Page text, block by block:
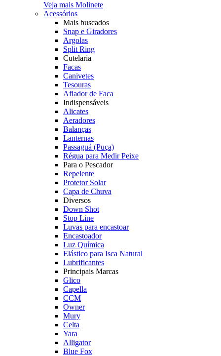
Veja mais Molinete
Acessórios
Mais buscados
Snap e Giradores
Argolas
Split Ring
Cutelaria
Facas
Canivetes
Tesouras
Afiador de Faca
Indispensáveis
Alicates
Aeradores
Balanças
Lanternas
Passaguá (Puça)
Régua para Medir Peixe
Para o Pescador
Repelente
Protetor Solar
Capa de Chuva
Diversos
Down Shot
Stop Line
Luvas para encastoar
Encastoador
Luz Química
Elástico para Isca Natural
Lubrificantes
Principais Marcas
Glico
Capella
CCM
Owner
Mury
Celta
Yara
Alligator
Blue Fox